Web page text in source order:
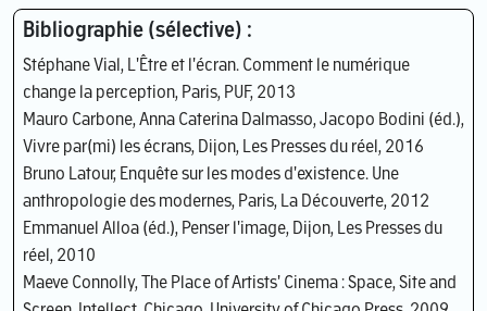
Bibliographie (sélective) :
Stéphane Vial, L'Être et l'écran. Comment le numérique
change la perception, Paris, PUF, 2013
Mauro Carbone, Anna Caterina Dalmasso, Jacopo Bodini (éd.),
Vivre par(mi) les écrans, Dijon, Les Presses du réel, 2016
Bruno Latour, Enquête sur les modes d'existence. Une
anthropologie des modernes, Paris, La Découverte, 2012
Emmanuel Alloa (éd.), Penser l'image, Dijon, Les Presses du
réel, 2010
Maeve Connolly, The Place of Artists' Cinema : Space, Site and